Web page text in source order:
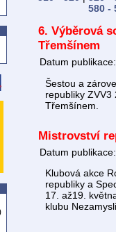
580 -
6. Výběrová
Třemšínem
Datum publikace:
Šestou a
republiky
Třemšínem.
Mistrovství
Datum publikace:
Klubová akce
republiky a
17. až19.
klubu